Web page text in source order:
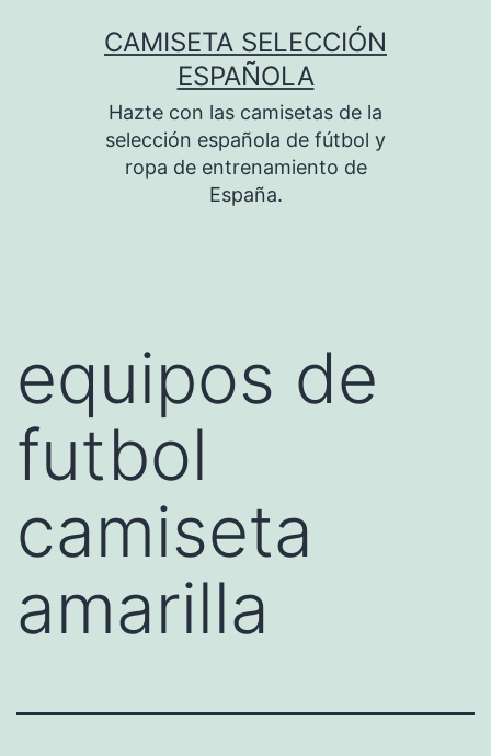
CAMISETA SELECCIÓN
ESPAÑOLA
Hazte con las camisetas de la
selección española de fútbol y
ropa de entrenamiento de
España.
equipos de
futbol
camiseta
amarilla